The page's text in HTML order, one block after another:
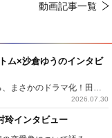
動画記事一覧
ム×沙倉ゆうのインタビ
2026.07.30
玲インタビュー